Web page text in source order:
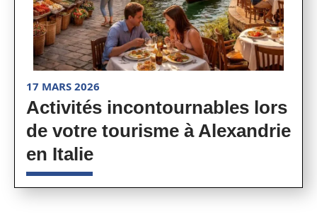
17 MARS 2026
Activités incontournables lors
de votre tourisme à Alexandrie
en Italie